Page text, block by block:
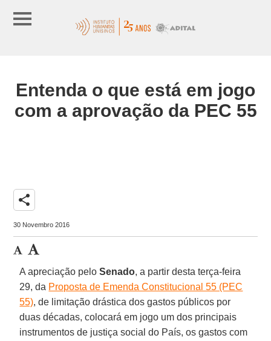
Entenda o que está em jogo
com a aprovação da PEC 55
share
30 Novembro 2016
A apreciação peloSenado, a partir desta terça-feira
29, da Proposta de Emenda Constitucional 55 (PEC
55), de limitação drástica dos gastos públicos por
duas décadas, colocará em jogo um dos principais
instrumentos de justiça social do País, os gastos com